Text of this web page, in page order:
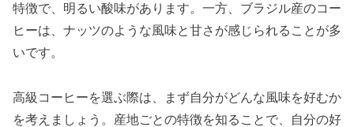
特徴で、明るい酸味があります。一方、ブラジル産のコー
ヒーは、ナッツのような風味と甘さが感じられることが多
いです。
高級コーヒーを選ぶ際は、まず自分がどんな風味を好むか
を考えましょう。産地ごとの特徴を知ることで、自分の好